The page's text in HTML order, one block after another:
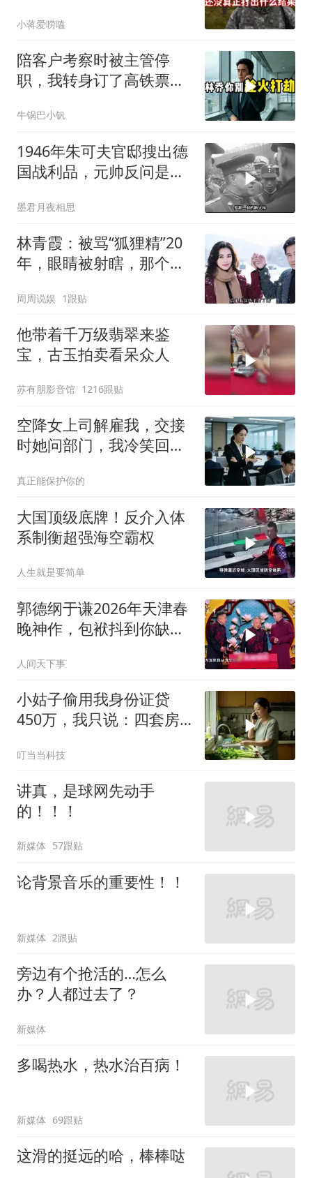
小蒋爱唠嗑
陪客户考察时被主管停
职，我转身订了高铁票。
亿合同没你根本签不了
牛锅巴小钒
1946年朱可夫官邸搜出德
国战利品，元帅反问是否
墨君月夜相思
林青霞：被骂“狐狸精”20
年，眼睛被射瞎，那个男
钱？”
周周说娱 1跟贴
他带着千万级翡翠来鉴
宝，古玉拍卖看呆众人
苏有朋影音馆 1216跟贴
空降女上司解雇我，交接
时她问部门，我冷笑回
真正能保护你的
大国顶级底牌！反介入体
系制衡超强海空霸权
人生就是要简单
郭德纲于谦2026年天津春
晚神作，包袱抖到你缺氧
人间天下事
小姑子偷用我身份证贷
450万，我只说：四套房
叮当当科技
讲真，是球网先动手
的！！！
新媒体 57跟贴
论背景音乐的重要性！！
新媒体 2跟贴
旁边有个抢活的…怎么
办？人都过去了？
新媒体
多喝热水，热水治百病！
新媒体 69跟贴
这滑的挺远的哈，棒棒哒